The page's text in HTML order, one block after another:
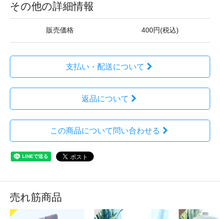
その他の詳細情報
販売価格 400円(税込)
支払い・配送について
返品について
この商品について問い合わせる
売れ筋商品